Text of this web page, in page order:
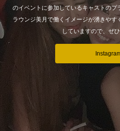
のイベントに参加しているキャストの
ラウンジ美月で働くイメージが湧きや
していますので、ぜ